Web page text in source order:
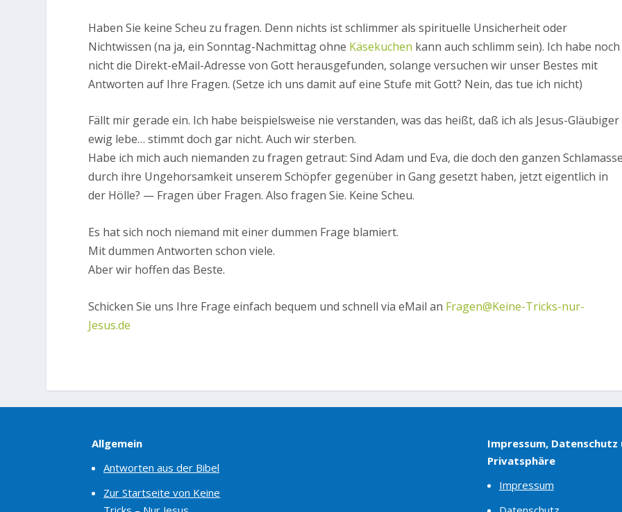
Haben Sie keine Scheu zu fragen. Denn nichts ist schlimmer als spirituelle Unsicherheit oder
Nichtwissen (na ja, ein Sonntag-Nachmittag ohne Käsekuchen kann auch schlimm sein). Ich habe noch
nicht die Direkt-eMail-Adresse von Gott herausgefunden, solange versuchen wir unser Bestes mit
Antworten auf Ihre Fragen. (Setze ich uns damit auf eine Stufe mit Gott? Nein, das tue ich nicht)
Fällt mir gerade ein. Ich habe beispielsweise nie verstanden, was das heißt, daß ich als Jesus-Gläubiger
ewig lebe… stimmt doch gar nicht. Auch wir sterben.
Habe ich mich auch niemanden zu fragen getraut: Sind Adam und Eva, die doch den ganzen
durch ihre Ungehorsamkeit unserem Schöpfer gegenüber in Gang gesetzt haben, jetzt eigentlich in
der Hölle? — Fragen über Fragen. Also fragen Sie. Keine Scheu.
Es hat sich noch niemand mit einer dummen Frage blamiert.
Mit dummen Antworten schon viele.
Aber wir hoffen das Beste.
Schicken Sie uns Ihre Frage einfach bequem und schnell via eMail an Fragen@Keine-Tricks-nur-
Jesus.de
Allgemein
Antworten aus der Bibel
Zur Startseite von Keine
Impressum, Datenschutz
Privatsphäre
Impressum